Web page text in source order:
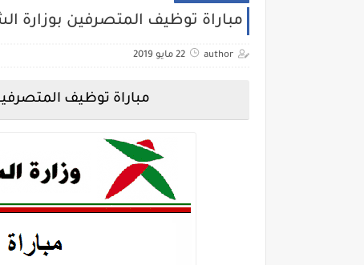
مباراة توظيف المتصرفين بوزارة الشباب
author 22 مايو 2019
مباراة توظيف المتصرفين